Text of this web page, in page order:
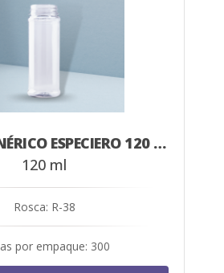
FRASCO GENÉRICO ESPECIERO 120 ML
120 ml
Rosca: R-38
por empaque: 300